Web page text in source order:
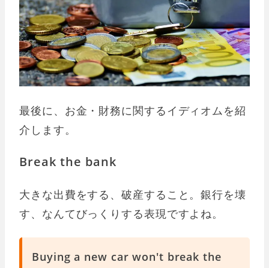
最後に、お金・財務に関するイディオムを紹
介します。
Break the bank
大きな出費をする、破産すること。銀行を壊
す、なんてびっくりする表現ですよね。
Buying a new car won't break the